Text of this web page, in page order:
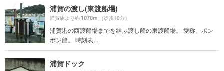
浦賀の渡し(東渡船場)
浦賀駅より約1070m （徒歩18分）
浦賀港の西渡船場までを結ぶ渡し船の東渡船場。 愛称、ポン
ポン船。 時刻表...
浦賀ドック